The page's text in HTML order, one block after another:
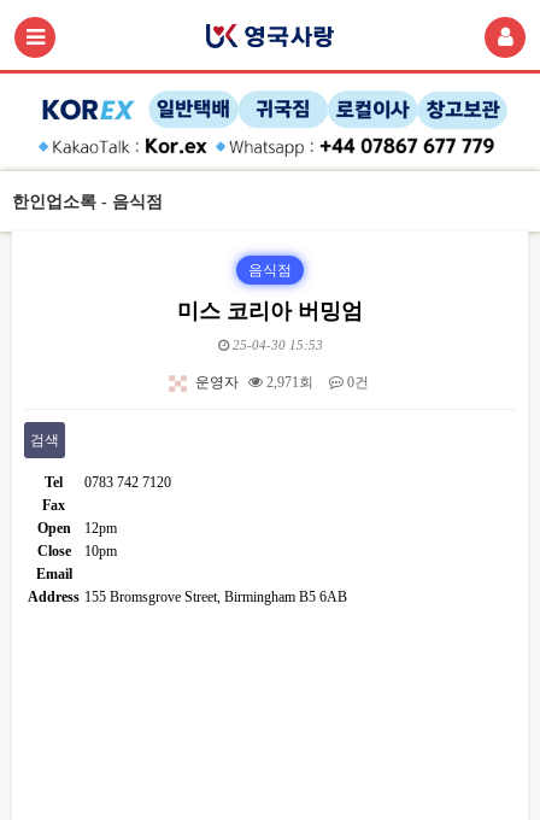
한인업소록 - 음식점
음식점
미스 코리아 버밍엄
25-04-30 15:53
운영자 2,971회 0건
검색
Tel
0783 742 7120
Fax
Open
12pm
Close
10pm
Email
Address 155 Bromsgrove Street, Birmingham B5 6AB